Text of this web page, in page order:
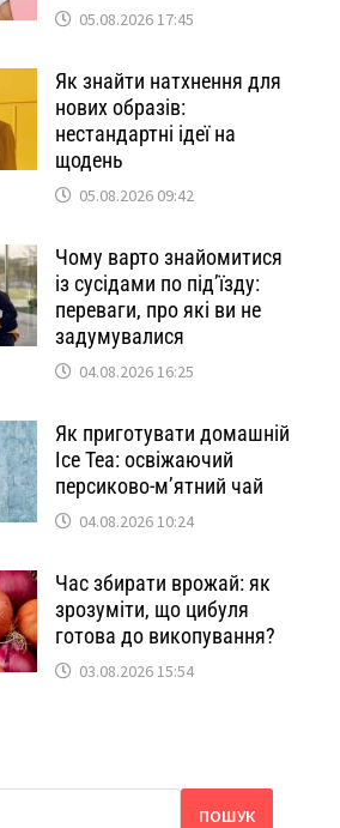
05.08.2026 17:45
Як знайти натхнення для
нових образів:
нестандартні ідеї на
щодень
05.08.2026 09:42
Чому варто знайомитися
із сусідами по під’їзду:
переваги, про які ви не
задумувалися
04.08.2026 16:25
Як приготувати домашній
Ice Tea: освіжаючий
персиково-м’ятний чай
04.08.2026 10:24
Час збирати врожай: як
зрозуміти, що цибуля
готова до викопування?
03.08.2026 15:54
ПОШУК